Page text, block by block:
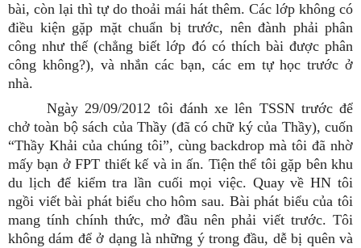
bài, còn lại thì tự do thoải mái hát thêm. Các lớp không có
điều kiện gặp mặt chuẩn bị trước, nên đành phải phân
công như thế (chẳng biết lớp đó có thích bài được phân
công không?), và nhắn các bạn, các em tự học trước ở
nhà.
Ngày 29/09/2012 tôi đánh xe lên TSSN trước để
chở toàn bộ sách của Thầy (đã có chữ ký của Thầy), cuốn
“Thầy Khải của chúng tôi”, cùng backdrop mà tôi đã nhờ
mấy bạn ở FPT thiết kế và in ấn. Tiện thể tôi gặp bên khu
du lịch để kiểm tra lần cuối mọi việc. Quay về HN tôi
ngồi viết bài phát biểu cho hôm sau. Bài phát biểu của tôi
mang tính chính thức, mở đầu nên phải viết trước. Tôi
không dám để ở dạng là những ý trong đầu, dễ bị quên và